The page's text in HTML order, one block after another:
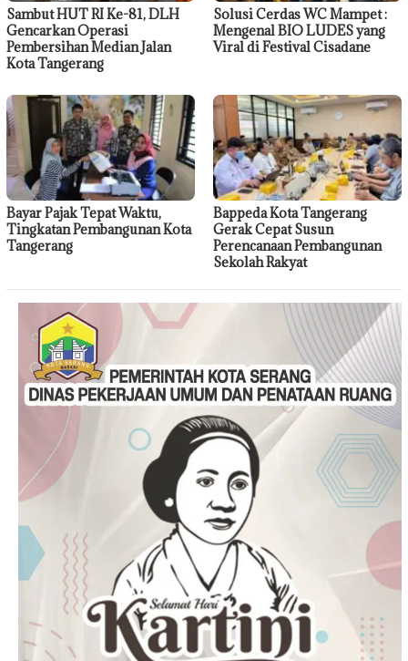
Sambut HUT RI Ke-81, DLH
Gencarkan Operasi
Pembersihan Median Jalan
Kota Tangerang
Solusi Cerdas WC Mampet :
Mengenal BIO LUDES yang
Viral di Festival Cisadane
Bayar Pajak Tepat Waktu,
Tingkatan Pembangunan Kota
Tangerang
Bappeda Kota Tangerang
Gerak Cepat Susun
Perencanaan Pembangunan
Sekolah Rakyat